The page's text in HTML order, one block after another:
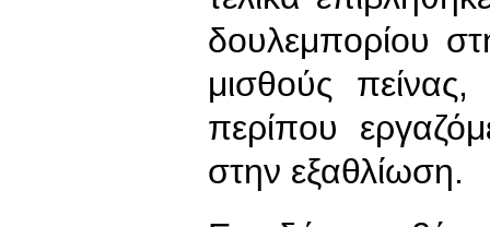
δουλεμπορίου
μισθούς
περίπου
στην εξαθλίωση.